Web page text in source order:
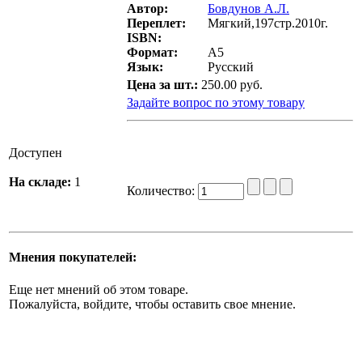
Автор:
Бовдунов А.Л.
Переплет:
Мягкий,197стр.2010г.
ISBN:
Формат:
A5
Язык:
Русский
Цена за шт.: 250.00 руб.
Задайте вопрос по этому товару
Доступен
На складе: 1
Количество:
Мнения покупателей:
Еще нет мнений об этом товаре.
Пожалуйста, войдите, чтобы оставить свое мнение.